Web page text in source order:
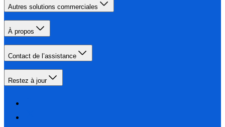
Autres solutions commerciales
À propos
Contact de l’assistance
Restez à jour